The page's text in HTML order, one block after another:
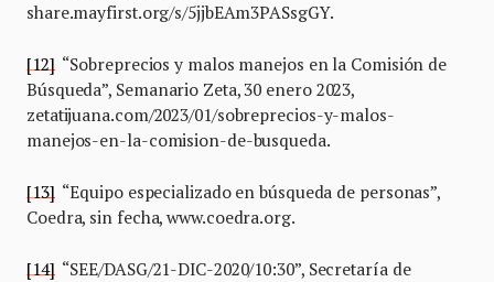
share.mayfirst.org/s/5jjbEAm3PASsgGY.
[12]“Sobreprecios y malos manejos en la Comisión de
Búsqueda”, Semanario Zeta, 30 enero 2023,
zetatijuana.com/2023/01/sobreprecios-y-malos-
manejos-en-la-comision-de-busqueda.
[13]“Equipo especializado en búsqueda de personas”,
Coedra, sin fecha, www.coedra.org.
[14]“SEE/DASG/21-DIC-2020/10:30”, Secretaría de